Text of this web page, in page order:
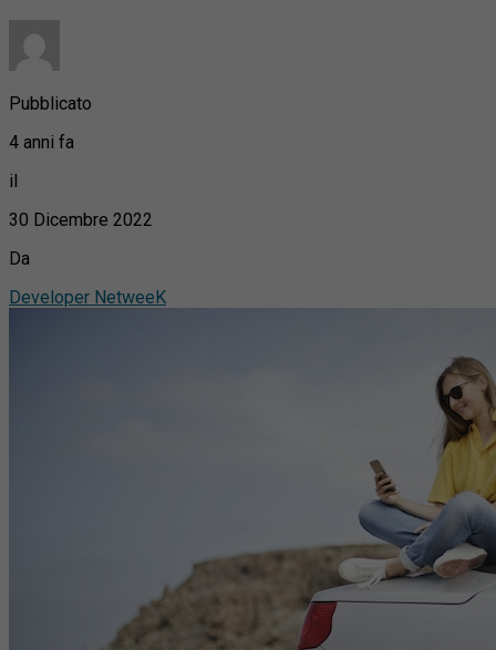
Pubblicato
4 anni fa
il
30 Dicembre 2022
Da
Developer NetweeK